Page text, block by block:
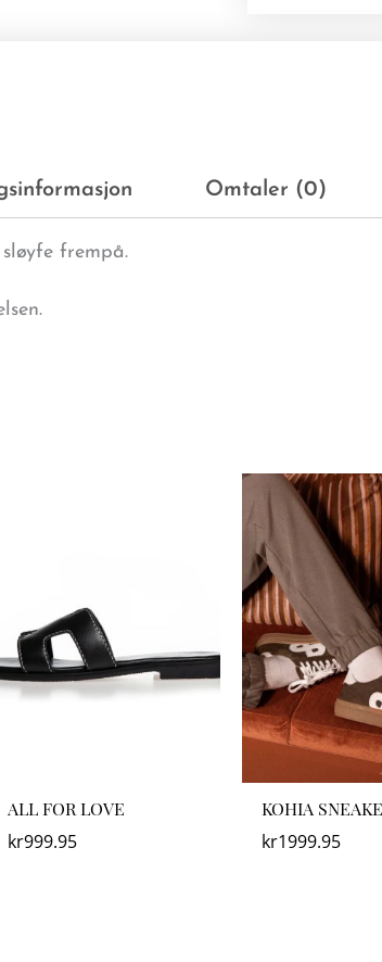
Omtaler (0)
frempå.
ALL FOR LOVE
kr999.95
KOHIA
kr1999.95